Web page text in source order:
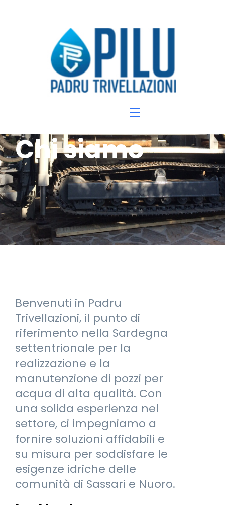
Chi siamo
Benvenuti in Padru
Trivellazioni, il punto di
riferimento nella Sardegna
settentrionale per la
realizzazione e la
manutenzione di pozzi per
acqua di alta qualità. Con
una solida esperienza nel
settore, ci impegniamo a
fornire soluzioni affidabili e
su misura per soddisfare le
esigenze idriche delle
comunità di Sassari e Nuoro.